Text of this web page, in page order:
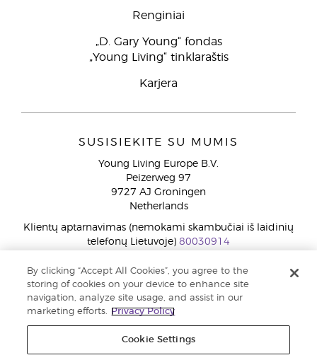
Renginiai
„D. Gary Young“ fondas
„Young Living“ tinklaraštis
Karjera
SUSISIEKITE SU MUMIS
Young Living Europe B.V.
Peizerweg 97
9727 AJ Groningen
Netherlands
Klientų aptarnavimas (nemokami skambučiai iš laidinių
telefonų Lietuvoje) 80030914
Copyright © 2021 Young Living Essential Oils. Visos teisės saugomos. |
Privatumo politika
script type="application/ld+json"> { "@context": "http://schema.org", "@type": "Product", "url":
By clicking “Accept All Cookies”, you agree to the
storing of cookies on your device to enhance site
navigation, analyze site usage, and assist in our
marketing efforts.
Privacy Policy
Cookie Settings